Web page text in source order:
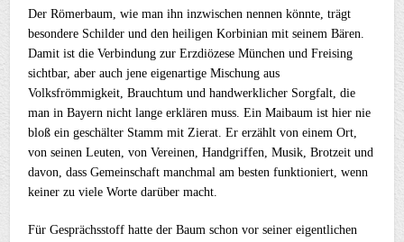
Der Römerbaum, wie man ihn inzwischen nennen könnte, trägt
besondere Schilder und den heiligen Korbinian mit seinem Bären.
Damit ist die Verbindung zur Erzdiözese München und Freising
sichtbar, aber auch jene eigenartige Mischung aus
Volksfrömmigkeit, Brauchtum und handwerklicher Sorgfalt, die
man in Bayern nicht lange erklären muss. Ein Maibaum ist hier nie
bloß ein geschälter Stamm mit Zierat. Er erzählt von einem Ort,
von seinen Leuten, von Vereinen, Handgriffen, Musik, Brotzeit und
davon, dass Gemeinschaft manchmal am besten funktioniert, wenn
keiner zu viele Worte darüber macht.
Für Gesprächsstoff hatte der Baum schon vor seiner eigentlichen